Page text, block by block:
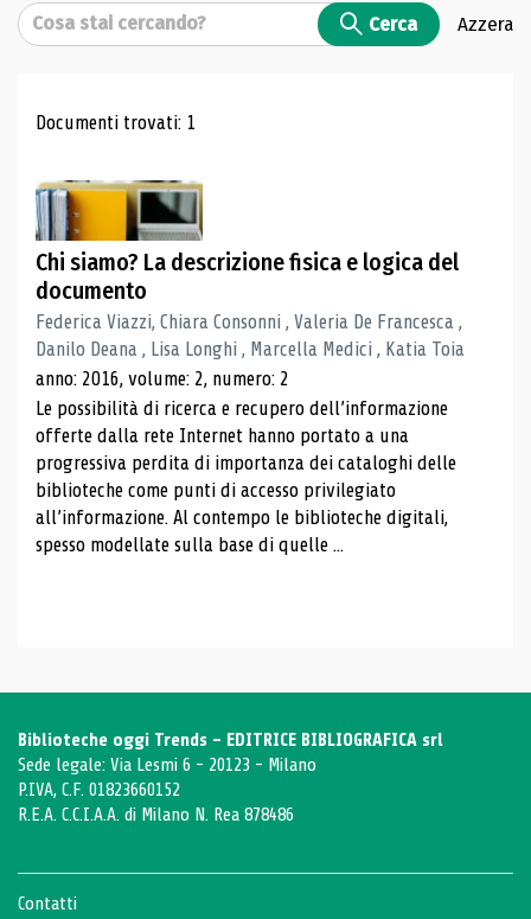
Cerca Cerca Azzera
Risultati di ricerca
Documenti trovati: 1
Chi siamo? La descrizione fisica e logica del
documento
Federica Viazzi, Chiara Consonni , Valeria De Francesca ,
Danilo Deana , Lisa Longhi , Marcella Medici , Katia Toia
anno: 2016, volume: 2, numero: 2
Le possibilità di ricerca e recupero dell’informazione
offerte dalla rete Internet hanno portato a una
progressiva perdita di importanza dei cataloghi delle
biblioteche come punti di accesso privilegiato
all’informazione. Al contempo le biblioteche digitali,
spesso modellate sulla base di quelle ...
Biblioteche oggi Trends - EDITRICE BIBLIOGRAFICA srl
Sede legale: Via Lesmi 6 - 20123 - Milano
P.IVA, C.F. 01823660152
R.E.A. C.C.I.A.A. di Milano N. Rea 878486
Contatti